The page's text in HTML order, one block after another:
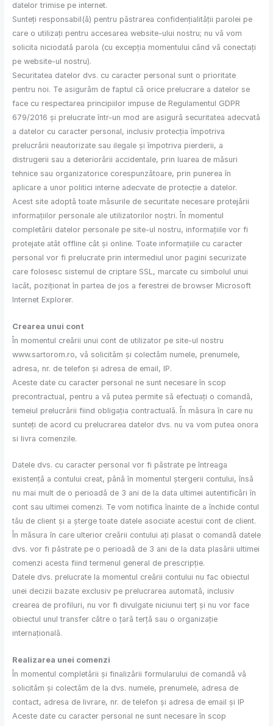
datelor trimise pe internet.
Sunteți responsabil(ă) pentru păstrarea confidențialității parolei pe
care o utilizați pentru accesarea website-ului nostru; nu vă vom
solicita niciodată parola (cu excepția momentului când vă conectați
pe website-ul nostru).
Securitatea datelor dvs. cu caracter personal sunt o prioritate
pentru noi. Te asigurăm de faptul că orice prelucrare a datelor se
face cu respectarea principiilor impuse de Regulamentul GDPR
679/2016 și prelucrate într-un mod are asigură securitatea adecvată
a datelor cu caracter personal, inclusiv protecția împotriva
prelucrării neautorizate sau ilegale și împotriva pierderii, a
distrugerii sau a deteriorării accidentale, prin luarea de măsuri
tehnice sau organizatorice corespunzătoare, prin punerea în
aplicare a unor politici interne adecvate de protecție a datelor.
Acest site adoptă toate măsurile de securitate necesare protejării
informațiilor personale ale utilizatorilor noștri. În momentul
completării datelor personale pe site-ul nostru, informațiile vor fi
protejate atât offline cât și online. Toate informațiile cu caracter
personal vor fi prelucrate prin intermediul unor pagini securizate
care folosesc sistemul de criptare SSL, marcate cu simbolul unui
lacăt, poziționat în partea de jos a ferestrei de browser Microsoft
Internet Explorer.
Crearea unui cont
În momentul creării unui cont de utilizator pe site-ul nostru
www.sartorom.ro, vă solicităm și colectăm numele, prenumele,
adresa, nr. de telefon și adresa de email, IP.
Aceste date cu caracter personal ne sunt necesare în scop
precontractual, pentru a vă putea permite să efectuați o comandă,
temeiul prelucrării fiind obligația contractuală. În măsura în care nu
sunteți de acord cu prelucrarea datelor dvs. nu va vom putea onora
si livra comenzile.
Datele dvs. cu caracter personal vor fi păstrate pe întreaga
existență a contului creat, până în momentul ștergerii contului, însă
nu mai mult de o perioadă de 3 ani de la data ultimei autentificări în
cont sau ultimei comenzi. Te vom notifica înainte de a închide contul
tău de client și a șterge toate datele asociate acestui cont de client.
În măsura în care ulterior creării contului ați plasat o comandă datele
dvs. vor fi păstrate pe o perioadă de 3 ani de la data plasării ultimei
comenzi acesta fiind termenul general de prescripție.
Datele dvs. prelucrate la momentul creării contului nu fac obiectul
unei decizii bazate exclusiv pe prelucrarea automată, inclusiv
crearea de profiluri, nu vor fi divulgate niciunui terț și nu vor face
obiectul unul transfer către o țară terță sau o organizație
internațională.
Realizarea unei comenzi
În momentul completării și finalizării formularului de comandă vă
solicităm și colectăm de la dvs. numele, prenumele, adresa de
contact, adresa de livrare, nr. de telefon și adresa de email și IP
Aceste date cu caracter personal ne sunt necesare în scop